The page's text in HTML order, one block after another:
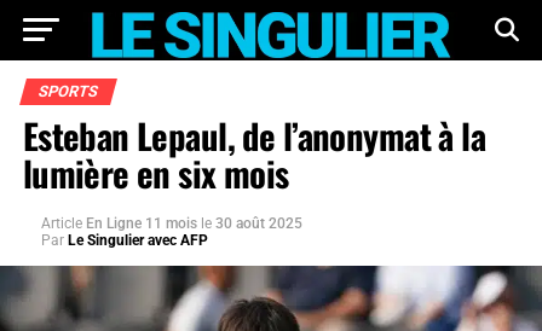
SPORTS
Esteban Lepaul, de l’anonymat à la
lumière en six mois
Article En Ligne 11 mois le 30 août 2025
Par Le Singulier avec AFP